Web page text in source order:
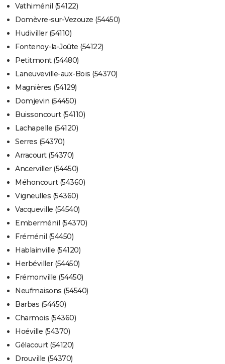
Vathiménil (54122)
Domèvre-sur-Vezouze (54450)
Hudiviller (54110)
Fontenoy-la-Joûte (54122)
Petitmont (54480)
Laneuveville-aux-Bois (54370)
Magnières (54129)
Domjevin (54450)
Buissoncourt (54110)
Lachapelle (54120)
Serres (54370)
Arracourt (54370)
Ancerviller (54450)
Méhoncourt (54360)
Vigneulles (54360)
Vacqueville (54540)
Emberménil (54370)
Fréménil (54450)
Hablainville (54120)
Herbéviller (54450)
Frémonville (54450)
Neufmaisons (54540)
Barbas (54450)
Charmois (54360)
Hoéville (54370)
Gélacourt (54120)
Drouville (54370)